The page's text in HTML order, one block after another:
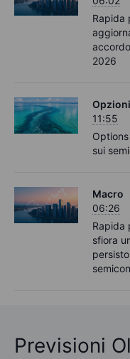
Rapida
2026
Opzioni
11:55
sui
Macro
06:26
Rapida
sfiora
Previsioni